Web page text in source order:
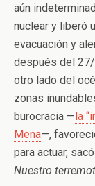
aún
nuclear y liberó
evacuación y
después del 27/
otro lado del
zonas
burocracia —la
Mena—,
para actuar,
Nuestro